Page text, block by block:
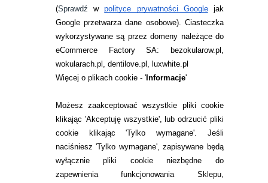
(Sprawdźwpolityce prywatności Googlejak
Google przetwarza dane osobowe). Ciasteczka
wykorzystywane są przez domeny należące do
eCommerce Factory SA: bezokularow.pl,
wokularach.pl, dentilove.pl, luxwhite.pl
Więcej o plikach cookie - 'Informacje'
Możesz zaakceptować wszystkie pliki cookie
klikając 'Akceptuję wszystkie', lub odrzucić pliki
cookie klikając 'Tylko wymagane'. Jeśli
naciśniesz 'Tylko wymagane', zapisywane będą
wyłącznie pliki cookie niezbędne do
zapewnienia funkcjonowania Sklepu,
ZWROTY I REKLAMACJA
WARUNKI ZAKUPÓW
RANKINGI SOCZEWEK
SOCZEWKI KOLOROWE
Zwrot (odstąpienie od umowy)
ZMIEŃ USTAWIENIA ZGODY NA CIASTECZKA
KONTAKT